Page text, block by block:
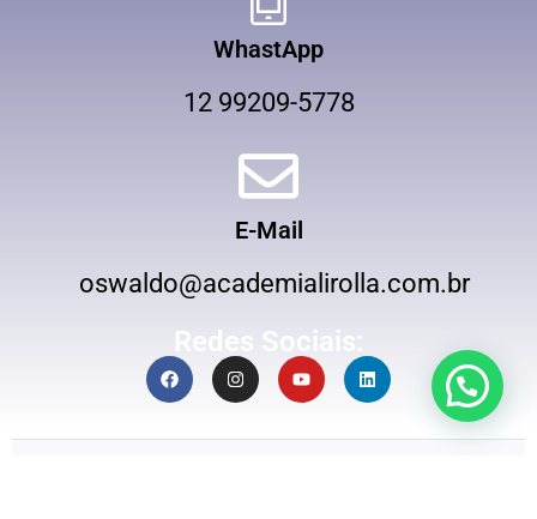
WhastApp
12 99209-5778
E-Mail
oswaldo@academialirolla.com.br
Redes Sociais: